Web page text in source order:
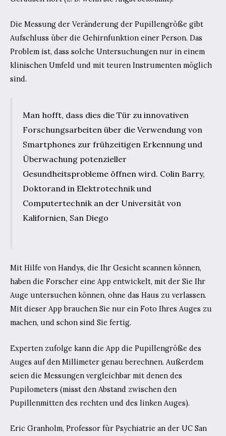
Die Messung der Veränderung der Pupillengröße gibt
Aufschluss über die Gehirnfunktion einer Person. Das
Problem ist, dass solche Untersuchungen nur in einem
klinischen Umfeld und mit teuren Instrumenten möglich
sind.
Man hofft, dass dies die Tür zu innovativen
Forschungsarbeiten über die Verwendung von
Smartphones zur frühzeitigen Erkennung und
Überwachung potenzieller
Gesundheitsprobleme öffnen wird. Colin Barry,
Doktorand in Elektrotechnik und
Computertechnik an der Universität von
Kalifornien, San Diego
Mit Hilfe von Handys, die Ihr Gesicht scannen können,
haben die Forscher eine App entwickelt, mit der Sie Ihr
Auge untersuchen können, ohne das Haus zu verlassen.
Mit dieser App brauchen Sie nur ein Foto Ihres Auges zu
machen, und schon sind Sie fertig.
Experten zufolge kann die App die Pupillengröße des
Auges auf den Millimeter genau berechnen. Außerdem
seien die Messungen vergleichbar mit denen des
Pupilometers (misst den Abstand zwischen den
Pupillenmitten des rechten und des linken Auges).
Eric Granholm, Professor für Psychiatrie an der UC San